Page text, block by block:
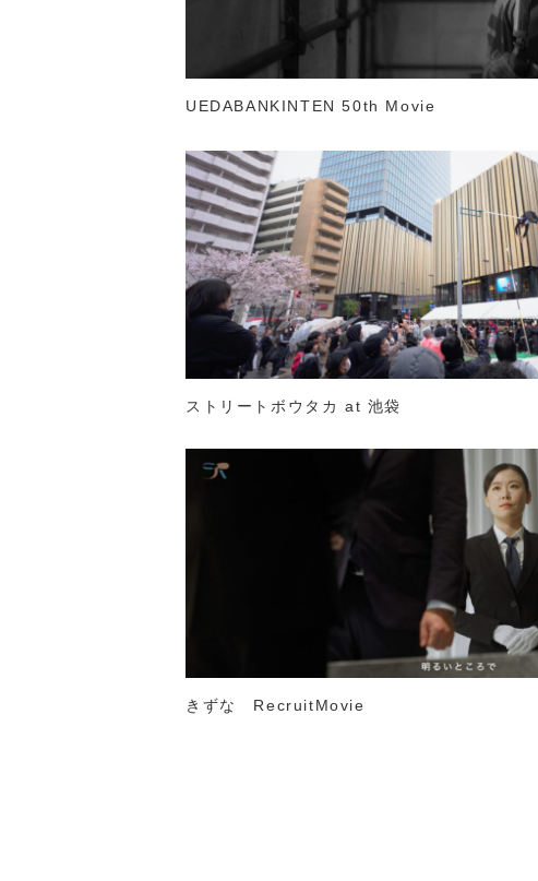
UEDABANKINTEN 50th Movie
ストリートボウタカ at 池袋
きずな RecruitMovie